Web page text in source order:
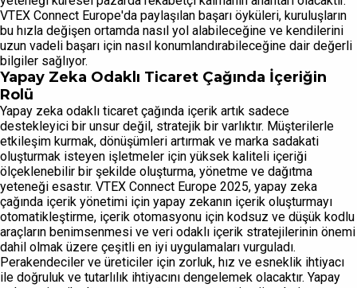
VTEX Connect Europe'da paylaşılan başarı öyküleri, kuruluşların
bu hızla değişen ortamda nasıl yol alabileceğine ve kendilerini
uzun vadeli başarı için nasıl konumlandırabileceğine dair değerli
bilgiler sağlıyor.
Yapay Zeka Odaklı Ticaret Çağında İçeriğin
Rolü
Yapay zeka odaklı ticaret çağında içerik artık sadece
destekleyici bir unsur değil, stratejik bir varlıktır. Müşterilerle
etkileşim kurmak, dönüşümleri artırmak ve marka sadakati
oluşturmak isteyen işletmeler için yüksek kaliteli içeriği
ölçeklenebilir bir şekilde oluşturma, yönetme ve dağıtma
yeteneği esastır. VTEX Connect Europe 2025, yapay zeka
çağında içerik yönetimi için yapay zekanın içerik oluşturmayı
otomatikleştirme, içerik otomasyonu için kodsuz ve düşük kodlu
araçların benimsenmesi ve veri odaklı içerik stratejilerinin önemi
dahil olmak üzere çeşitli en iyi uygulamaları vurguladı.
Perakendeciler ve üreticiler için zorluk, hız ve esneklik ihtiyacı
ile doğruluk ve tutarlılık ihtiyacını dengelemek olacaktır. Yapay